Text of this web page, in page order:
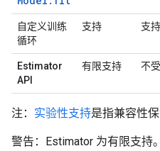
自定义训练
循环
支持 支持
Estimator
API
有限支持 不
注： 实验性支持是指兼容性
警告：Estimator 为有限支持